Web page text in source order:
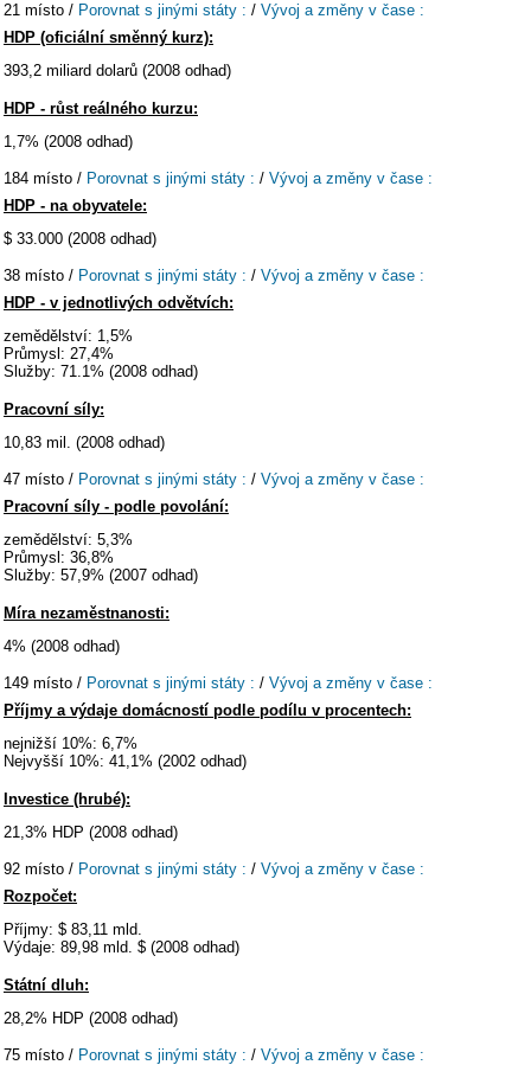
21 místo / Porovnat s jinými státy : / Vývoj a změny v čase :
HDP (oficiální směnný kurz):
393,2 miliard dolarů (2008 odhad)
HDP - růst reálného kurzu:
1,7% (2008 odhad)
184 místo / Porovnat s jinými státy : / Vývoj a změny v čase :
HDP - na obyvatele:
$ 33.000 (2008 odhad)
38 místo / Porovnat s jinými státy : / Vývoj a změny v čase :
HDP - v jednotlivých odvětvích:
zemědělství: 1,5%
Průmysl: 27,4%
Služby: 71.1% (2008 odhad)
Pracovní síly:
10,83 mil. (2008 odhad)
47 místo / Porovnat s jinými státy : / Vývoj a změny v čase :
Pracovní síly - podle povolání:
zemědělství: 5,3%
Průmysl: 36,8%
Služby: 57,9% (2007 odhad)
Míra nezaměstnanosti:
4% (2008 odhad)
149 místo / Porovnat s jinými státy : / Vývoj a změny v čase :
Příjmy a výdaje domácností podle podílu v procentech:
nejnižší 10%: 6,7%
Nejvyšší 10%: 41,1% (2002 odhad)
Investice (hrubé):
21,3% HDP (2008 odhad)
92 místo / Porovnat s jinými státy : / Vývoj a změny v čase :
Rozpočet:
Příjmy: $ 83,11 mld.
Výdaje: 89,98 mld. $ (2008 odhad)
Státní dluh:
28,2% HDP (2008 odhad)
75 místo / Porovnat s jinými státy : / Vývoj a změny v čase :